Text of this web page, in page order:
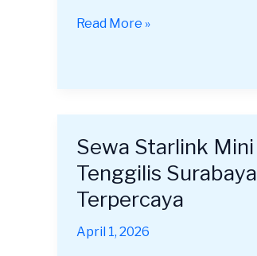
Read More »
Sewa Starlink Mini
Tenggilis Surabaya
Terpercaya
April 1, 2026
Sewa
Starlink
Mini
Tenggilis
Terpercaya